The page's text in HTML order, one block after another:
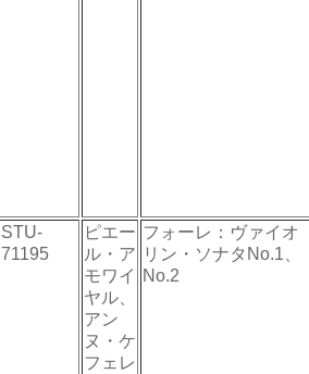
STU-
71195
ピエー
ル・ア
モワイ
ヤル、
アン
ヌ・ケ
フェレ
フォーレ：ヴァイオ
リン・ソナタNo.1、
No.2